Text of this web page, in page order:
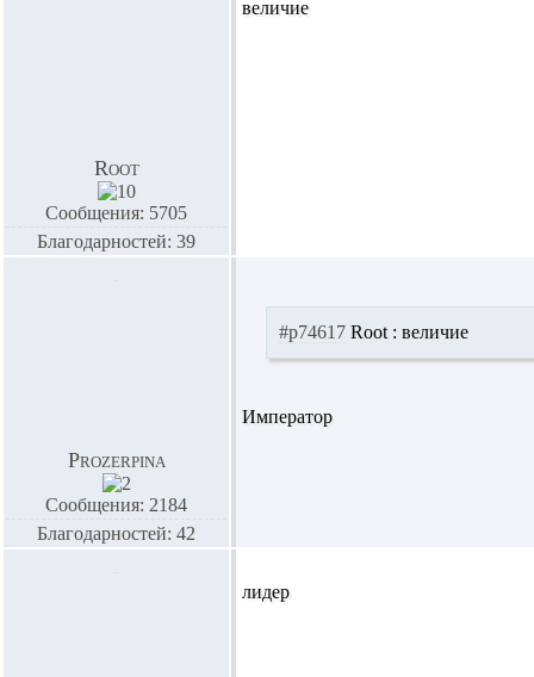
Root
Сообщения: 5705
Благодарностей: 39
величие
Prozerpina
Сообщения: 2184
Благодарностей: 42
#p74617 Root : величие
Император
лидер